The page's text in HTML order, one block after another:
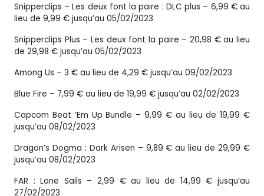
Snipperclips – Les deux font la paire : DLC plus – 6,99 € au
lieu de 9,99 € jusqu’au 05/02/2023
Snipperclips Plus – Les deux font la paire – 20,98 € au lieu
de 29,98 € jusqu’au 05/02/2023
Among Us – 3 € au lieu de 4,29 € jusqu’au 09/02/2023
Blue Fire – 7,99 € au lieu de 19,99 € jusqu’au 02/02/2023
Capcom Beat ‘Em Up Bundle – 9,99 € au lieu de 19,99 €
jusqu’au 08/02/2023
Dragon’s Dogma : Dark Arisen – 9,89 € au lieu de 29,99 €
jusqu’au 08/02/2023
FAR : Lone Sails – 2,99 € au lieu de 14,99 € jusqu’au
27/02/2023